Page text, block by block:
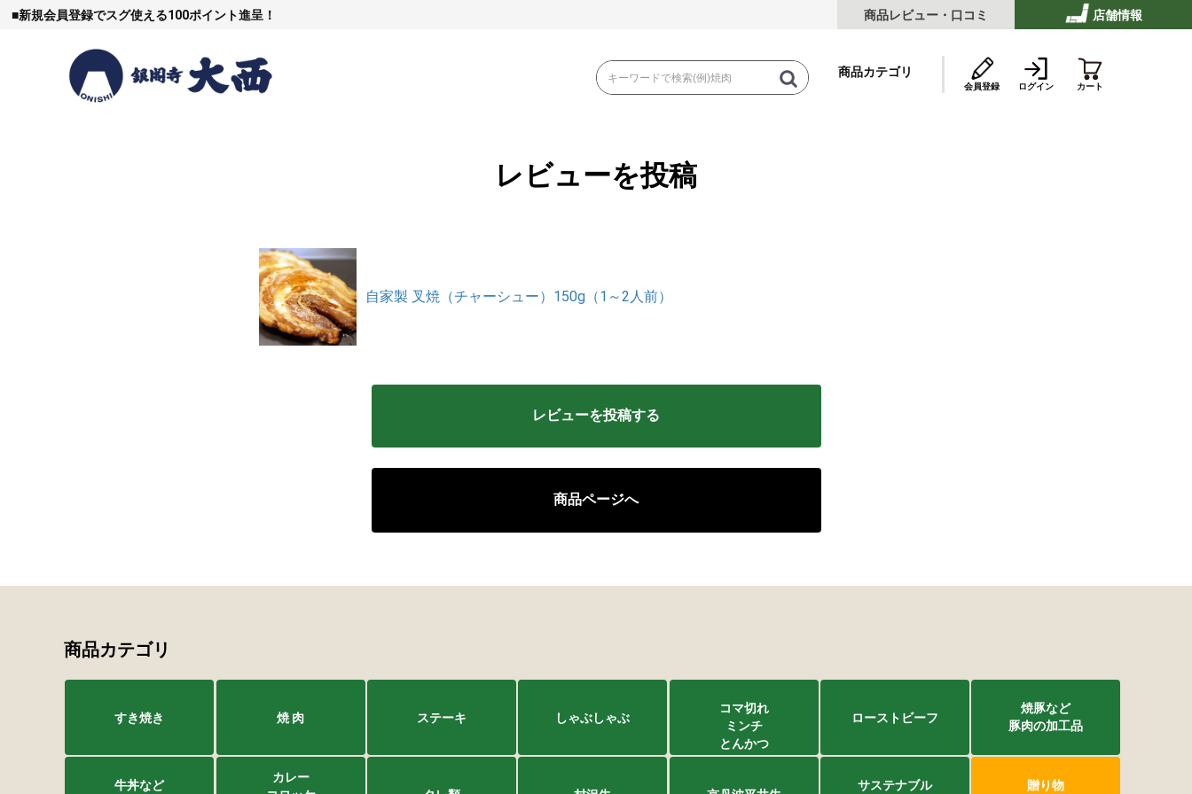
■新規会員登録でスグ使える100ポイント進呈！ 店舗情報
商品レビュー・口コミ
商品カテゴリ
焼豚など（豚肉の加工品）
村沢牛
千代幻豚
会員登録 ログイン カート
レビューを投稿
自家製 叉焼（チャーシュー）150g（1～2人前）
レビューを投稿する
商品ページへ
商品カテゴリ
すき焼き 焼 肉 ステーキ しゃぶしゃぶ
コマ切れ
ミンチ
とんかつ
ローストビーフ
焼豚など
豚肉の加工品
牛丼など
カレー
サステナブル 贈り物